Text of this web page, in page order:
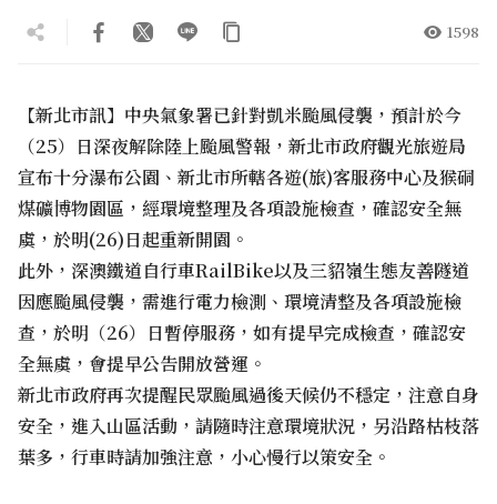
1598
【新北市訊】中央氣象署已針對凱米颱風侵襲，預計於今
（25）日深夜解除陸上颱風警報，新北市政府觀光旅遊局
宣布十分瀑布公園、新北市所轄各遊(旅)客服務中心及猴硐
煤礦博物園區，經環境整理及各項設施檢查，確認安全無
虞，於明(26)日起重新開園。
此外，深澳鐵道自行車RailBike以及三貂嶺生態友善隧道
因應颱風侵襲，需進行電力檢測、環境清整及各項設施檢
查，於明（26）日暫停服務，如有提早完成檢查，確認安
全無虞，會提早公告開放營運。
新北市政府再次提醒民眾颱風過後天候仍不穩定，注意自身
安全，進入山區活動，請隨時注意環境狀況，另沿路枯枝落
葉多，行車時請加強注意，小心慢行以策安全。